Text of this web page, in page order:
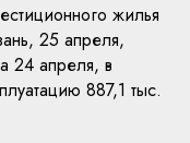
жилья
25 апреля,
24 апреля, в
887,1 тыс.